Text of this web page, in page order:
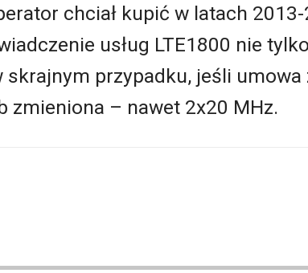
chciał kupić w latach
usług LTE1800 nie
skrajnym przypadku, jeśli umowa
zmieniona – nawet 2x20 MHz.